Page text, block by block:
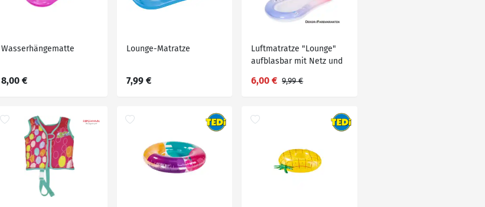
Wasserhängematte
8,00 €
Lounge-Matratze
7,99 €
Luftmatratze "Lounge"
aufblasbar mit Netz und
6,00 € 9,99 €